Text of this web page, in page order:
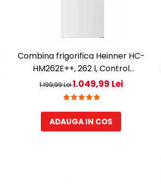
Combina frigorifica Heinner HC-
HM262E++, 262 l, Control
electronic, Iluminare LED, Usi
reversibile, Clasa E, H 180 cm, Alb
1.199,99 Lei1.049,99 Lei
ADAUGA IN COS